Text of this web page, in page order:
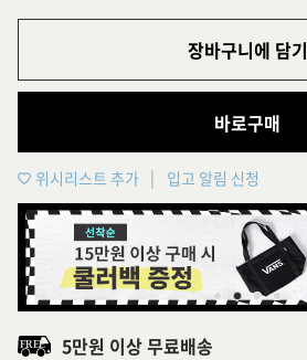
장바구니에 담기
바로구매
위시리스트 추가 입고 알림 신청
5만원 이상 무료배송